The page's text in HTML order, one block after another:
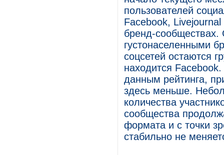
пользователей
Facebook,
бренд-
густонаселенными
соцсетей остаются
находится
данным рейтинга,
здесь меньше.
количества
сообщества
формата и с точки
стабильно не